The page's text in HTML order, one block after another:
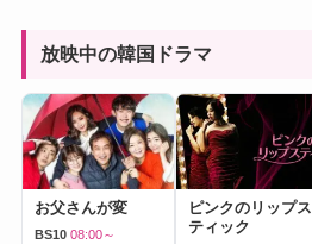
放映中の韓国ドラマ
お父さんが変
BS10 08:00～
ピンクのリップス
ティック